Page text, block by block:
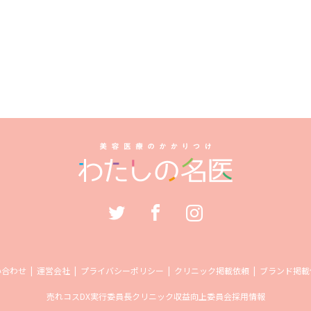
わせ 運営会社 プライバシーポリシー クリニック掲載依頼 ブランド掲
売れコスDX実行委員長クリニック収益向上委員会採用情報